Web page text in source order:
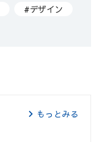
#デザイン
もっとみる